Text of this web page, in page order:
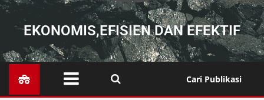
EKONOMIS,EFISIEN DAN EFEKTIF
Cari Publikasi